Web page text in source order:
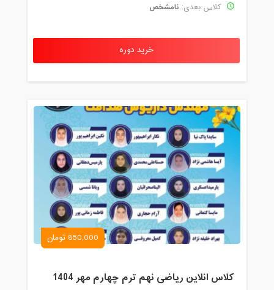
کلاس بعدی: نامشخص
خرید دوره
850,000 تومان
کلاس انلاین ریاضی نهم ترم چهارم مهر 1404